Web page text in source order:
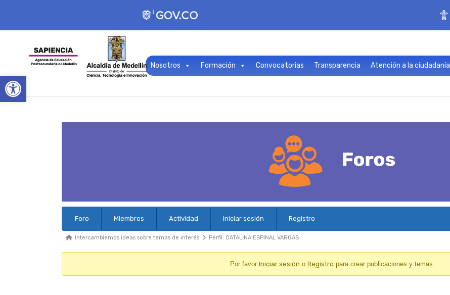
Open toolbar
Nosotros Formación Convocatorias Transparencia Atención a la ciudadanía
Foro
Foro Miembros Actividad Iniciar sesión Registro
Migajas
-
Intercambiemos ideas sobre temas de interés Perfil: CATALINA ESPINAL VARGAS
Por favor Iniciar sesión o Registro para crear publicaciones y temas.